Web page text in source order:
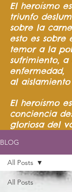
El heroísmo
triunfo
sobre la
esto es sobre
temor a la
sufrimiento, a
enfermedad,
al
El heroísmo
conciencia
gloriosa del
BLOG
All Posts
All Posts